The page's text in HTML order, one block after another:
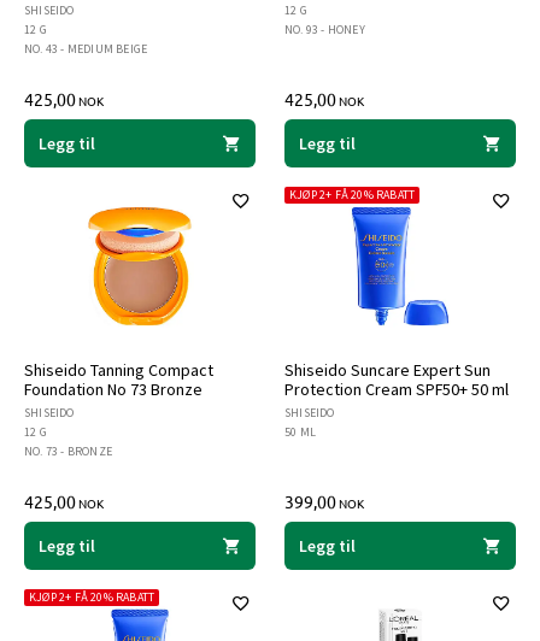
SHISEIDO
12 G
NO. 43 - MEDIUM BEIGE
425,00NOK
Legg til
12 G
NO. 93 - HONEY
425,00NOK
Legg til
Shiseido Tanning Compact
Foundation No 73 Bronze
SHISEIDO
12 G
NO. 73 - BRONZE
425,00NOK
Legg til
Shiseido Suncare Expert Sun
Protection Cream SPF50+ 50 ml
KJØP 2+ FÅ 20% RABATT
SHISEIDO
50 ML
399,00NOK
Legg til
KJØP 2+ FÅ 20% RABATT